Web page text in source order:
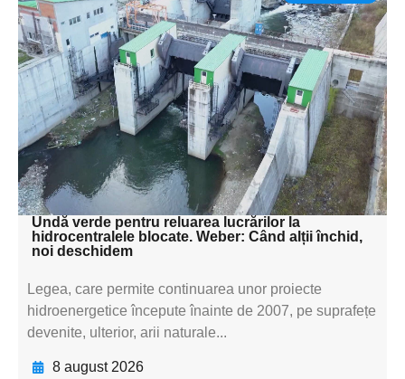
Adaugă aici textul pentru
subtitluAdaugă aici
textul pentru
subtitluAdaugă aici
textul pentru
subtitluAdaugă aici
textul pentru subti
Undă verde pentru reluarea lucrărilor la
hidrocentralele blocate. Weber: Când alții închid,
noi deschidem
Legea, care permite continuarea unor proiecte
hidroenergetice începute înainte de 2007, pe suprafețe
devenite, ulterior, arii naturale...
8 august 2026